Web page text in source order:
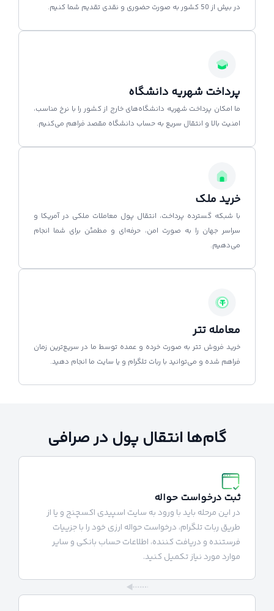
در بیش از 50 کشور به صورت حضوری و نقدی تقدیم شما کنیم.
پرداخت شهریه دانشگاه
ما امکان پرداخت شهریه دانشگاه‌های خارج از کشور را با نرخ مناسب،
امنیت بالا و انتقال سریع به حساب دانشگاه مقصد فراهم می‌کنیم.
خرید ملک
با شبکه گسترده پرداخت، انتقال پول معاملات ملکی در آمریکا و
سراسر جهان را به صورت امن، حرفه‌ای و مطمئن برای شما انجام
می‌دهیم.
معامله تتر
خرید فروش تتر به صورت خرده و عمده توسط ما در سریع‌ترین زمان
فراهم شده و می‌توانید با ربات تلگرام و یا سایت ما انجام دهید.
گام‌ها انتقال پول در صرافی
ثبت درخواست حواله
در این مرحله باید با ورود به سایت اسپیدی اکسچنج و یا از
طریق ربات تلگرام، درخواست حواله ارزی خود را با جزییات
فرستنده و دریافت کننده، اطلاعات حساب بانکی و سایر
موارد مورد نیاز تکمیل کنید.